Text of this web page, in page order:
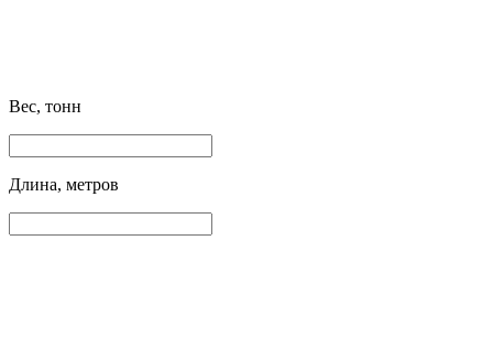
Вес, тонн
Длина, метров